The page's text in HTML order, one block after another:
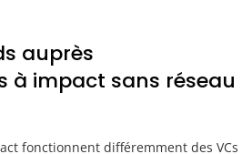
auprès
à impact sans réseau
fonctionnent différemment des VCs